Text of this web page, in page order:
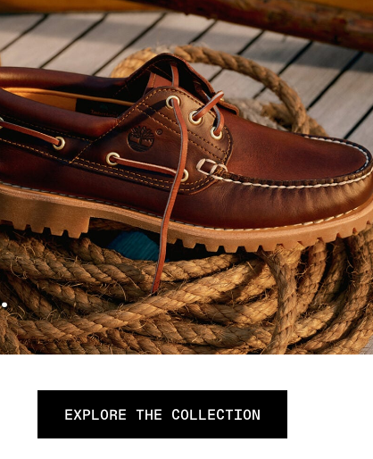
EXPLORE THE COLLECTION